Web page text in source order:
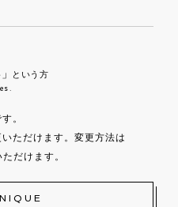
という方
。
ただけます。変更方法は
だけます。